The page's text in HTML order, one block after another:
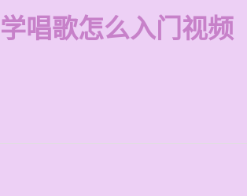
学唱歌怎么入门视频